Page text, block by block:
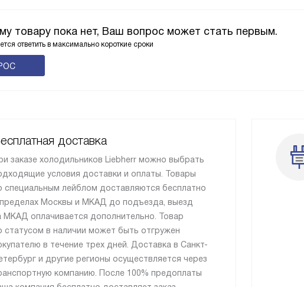
товару пока нет, Ваш вопрос может стать первым.
ответить в максимально короткие сроки
доставка
заказе холодильников Liebherr можно выбрать
условия доставки и оплаты. Товары
специальным лейблом доставляются бесплатно
Москвы и МКАД до подъезда, выезд
МКАД оплачивается дополнительно. Товар
статусом в наличии может быть отгружен
в течение трех дней. Доставка в Санкт-
и другие регионы осуществляется через
компанию. После 100% предоплаты